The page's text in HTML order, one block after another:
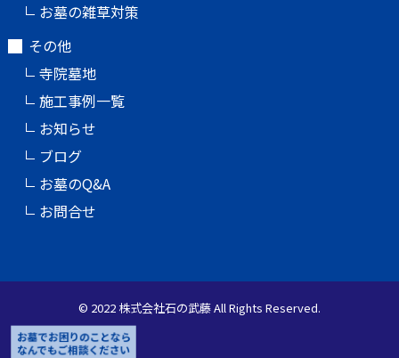
お墓でお困りのことなら
なんでもご相談ください
お墓の雑草対策
その他
寺院墓地
施工事例一覧
お知らせ
ブログ
お墓のQ&A
お問合せ
© 2022 株式会社石の武藤 All Rights Reserved.